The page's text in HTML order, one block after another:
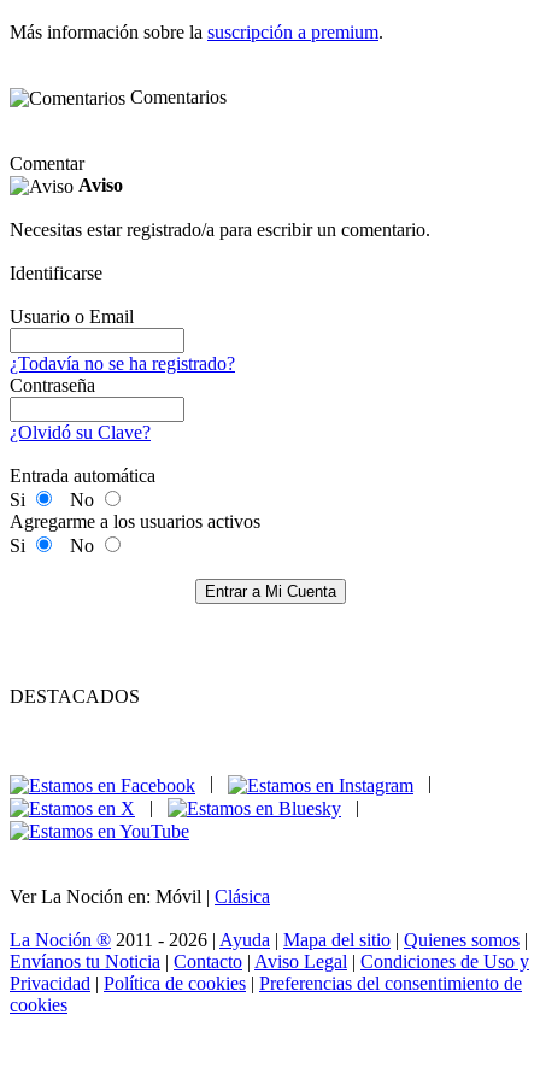
Más información sobre la suscripción a premium.
Comentarios
Comentar
Aviso
Necesitas estar registrado/a para escribir un comentario.
Identificarse
Usuario o Email
¿Todavía no se ha registrado?
Contraseña
¿Olvidó su Clave?
Entrada automática
Si
No
Agregarme a los usuarios activos
Si
No
Entrar a Mi Cuenta
DESTACADOS
|
|
Ver La Noción en: Móvil | Clásica
La Noción ® 2011 - 2026 | Ayuda | Mapa del sitio | Quienes somos |
Envíanos tu Noticia | Contacto | Aviso Legal | Condiciones de Uso y
Privacidad | Política de cookies | Preferencias del consentimiento de
cookies